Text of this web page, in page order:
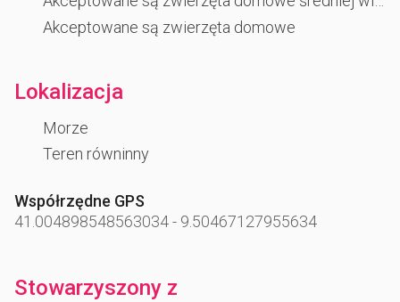
Akceptowane są zwierzęta domowe
Lokalizacja
Morze
Teren równinny
Współrzędne GPS
41.004898548563034- 9.50467127955634
Stowarzyszony z